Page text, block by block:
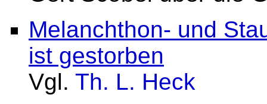
Melanchthon- und
ist gestorben
Vgl. Th. L. Heck